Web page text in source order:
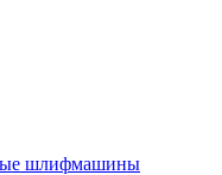
шлифмашины